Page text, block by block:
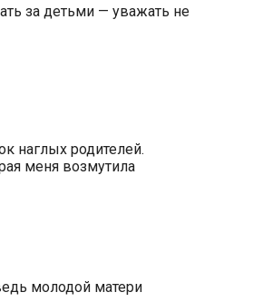
за детьми — уважать не
наглых родителей.
меня возмутила
молодой матери